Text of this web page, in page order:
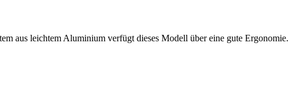
aus leichtem Aluminium verfügt dieses Modell über eine gute Ergonomie.